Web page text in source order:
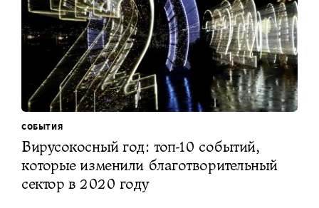
СОБЫТИЯ
Вирусокосный год: топ-10 событий,
которые изменили благотворительный
сектор в 2020 году